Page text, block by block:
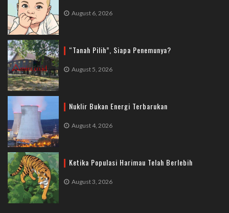
August 6, 2026
“Tanah Pilih”, Siapa Penemunya?
August 5, 2026
Nuklir Bukan Energi Terbarukan
August 4, 2026
Ketika Populasi Harimau Telah Berlebih
August 3, 2026